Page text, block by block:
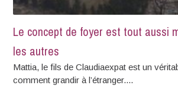
Le concept de foyer est tout aussi
les autres
Mattia, le fils de Claudiaexpat est un
comment grandir à l’étranger....